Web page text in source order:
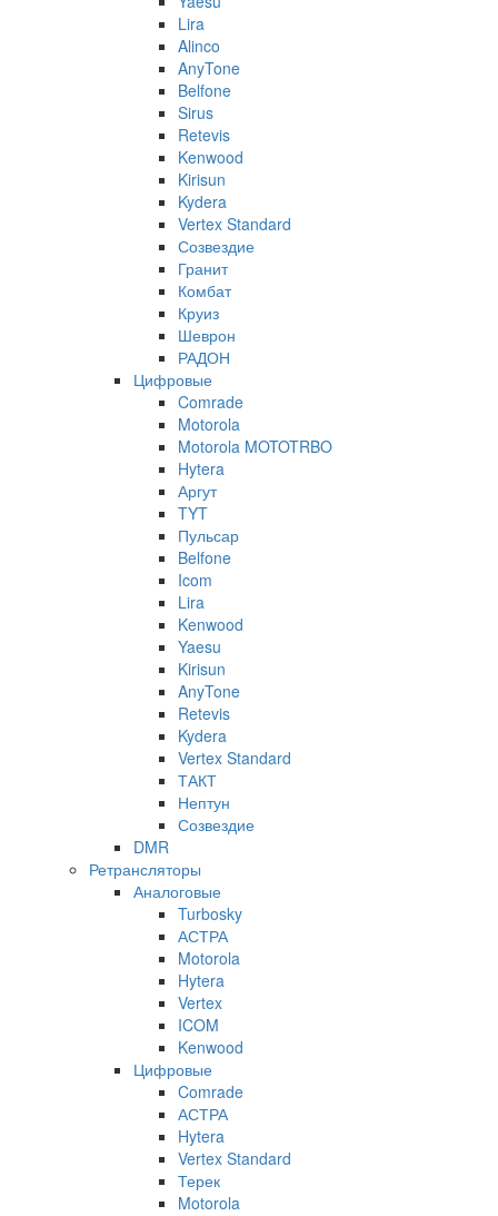
Lira
Alinco
AnyTone
Belfone
Sirus
Retevis
Kenwood
Kirisun
Kydera
Vertex Standard
Созвездие
Гранит
Комбат
Круиз
Шеврон
РАДОН
Цифровые
Comrade
Motorola
Motorola MOTOTRBO
Hytera
Аргут
TYT
Пульсар
Belfone
Icom
Lira
Kenwood
Yaesu
Kirisun
AnyTone
Retevis
Kydera
Vertex Standard
ТАКТ
Нептун
Созвездие
DMR
Ретрансляторы
Аналоговые
Turbosky
АСТРА
Motorola
Hytera
Vertex
ICOM
Kenwood
Цифровые
Comrade
АСТРА
Hytera
Vertex Standard
Терек
Motorola